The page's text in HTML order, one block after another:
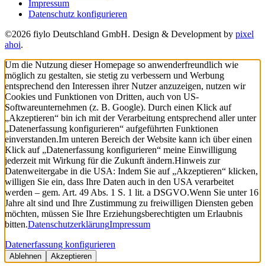
Impressum
Datenschutz konfigurieren
©2026 fiylo Deutschland GmbH. Design & Development by pixel
ahoi.
Um die Nutzung dieser Homepage so anwenderfreundlich wie
möglich zu gestalten, sie stetig zu verbessern und Werbung
entsprechend den Interessen ihrer Nutzer anzuzeigen, nutzen wir
Cookies und Funktionen von Dritten, auch von US-
Softwareunternehmen (z. B. Google). Durch einen Klick auf
„Akzeptieren“ bin ich mit der Verarbeitung entsprechend aller unter
„Datenerfassung konfigurieren“ aufgeführten Funktionen
einverstanden.Im unteren Bereich der Website kann ich über einen
Klick auf „Datenerfassung konfigurieren“ meine Einwilligung
jederzeit mit Wirkung für die Zukunft ändern.Hinweis zur
Datenweitergabe in die USA: Indem Sie auf „Akzeptieren“ klicken,
willigen Sie ein, dass Ihre Daten auch in den USA verarbeitet
werden – gem. Art. 49 Abs. 1 S. 1 lit. a DSGVO.Wenn Sie unter 16
Jahre alt sind und Ihre Zustimmung zu freiwilligen Diensten geben
möchten, müssen Sie Ihre Erziehungsberechtigten um Erlaubnis
bitten.DatenschutzerklärungImpressum
Datenerfassung konfigurieren
Ablehnen Akzeptieren